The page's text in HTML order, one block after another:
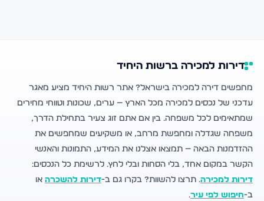
דירות למכירה ברשות היחיד
מחפשים דירה למכירה בישראל? אתר רשות היחיד מציע מאגר
עדכני של נכסים למכירה מכל הארץ — ערים, שכונות וטווחי מחירים
שמתאימים לכל משפחה. בין אם אתם זוג צעיר בתחילת הדרך,
משפחה שגדלה ומחפשת מרחב, או משקיעים שמחפשים את
ההזדמנות הבאה — תמצאו אצלנו את המידע, התמונות והאנשי
הקשר במקום אחד, בלי הסחות ובלי לחץ. לרשימת כל הנכסים:
דירות למכירה. תרצו להשוות? בקרו גם ב-דירות להשכרה או
ב-חיפוש לפי עיר.